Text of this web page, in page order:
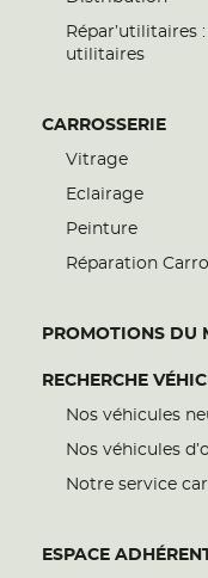
Répar’utilitaires
utilitaires
CARROSSERIE
Vitrage
Eclairage
Peinture
Réparation
PROMOTIONS DU
RECHERCHE
Nos véhicules
Nos véhicules
Notre service
ESPACE